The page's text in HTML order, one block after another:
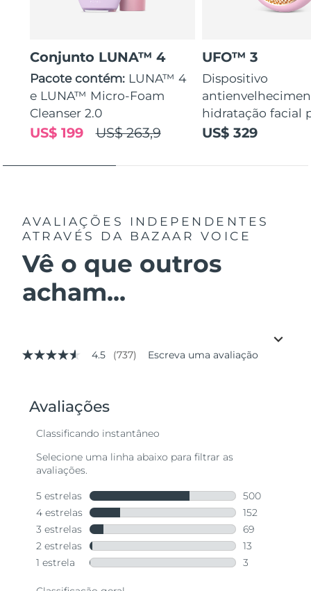
Conjunto LUNA™ 4
Pacote contém: LUNA™ 4
e LUNA™ Micro-Foam
Cleanser 2.0
US$ 263,9
US$ 199
UFO™ 3
Dispositivo
hidratação facial
US$ 329
AVALIAÇÕES INDEPENDENTES
ATRAVÉS DA BAZAAR VOICE
Vê o que outros
acham...
4.5
valor
médio
avaliação.
737
Reviews.
abre
mesma
página.
4.5 (737) Escreva uma avaliação